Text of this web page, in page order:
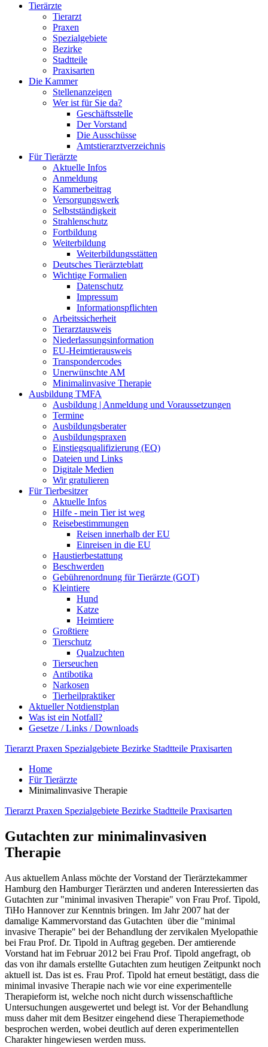
Tierärzte
Tierarzt
Praxen
Spezialgebiete
Bezirke
Stadtteile
Praxisarten
Die Kammer
Stellenanzeigen
Wer ist für Sie da?
Geschäftsstelle
Der Vorstand
Die Ausschüsse
Amtstierarztverzeichnis
Für Tierärzte
Aktuelle Infos
Anmeldung
Kammerbeitrag
Versorgungswerk
Selbstständigkeit
Strahlenschutz
Fortbildung
Weiterbildung
Weiterbildungsstätten
Deutsches Tierärzteblatt
Wichtige Formalien
Datenschutz
Impressum
Informationspflichten
Arbeitssicherheit
Tierarztausweis
Niederlassungsinformation
EU-Heimtierausweis
Transpondercodes
Unerwünschte AM
Minimalinvasive Therapie
Ausbildung TMFA
Ausbildung | Anmeldung und Voraussetzungen
Termine
Ausbildungsberater
Ausbildungspraxen
Einstiegsqualifizierung (EQ)
Dateien und Links
Digitale Medien
Wir gratulieren
Für Tierbesitzer
Aktuelle Infos
Hilfe - mein Tier ist weg
Reisebestimmungen
Reisen innerhalb der EU
Einreisen in die EU
Haustierbestattung
Beschwerden
Gebührenordnung für Tierärzte (GOT)
Kleintiere
Hund
Katze
Heimtiere
Großtiere
Tierschutz
Qualzuchten
Tierseuchen
Antibotika
Narkosen
Tierheilpraktiker
Aktueller Notdienstplan
Was ist ein Notfall?
Gesetze / Links / Downloads
Tierarzt Praxen Spezialgebiete Bezirke Stadtteile Praxisarten
Home
Für Tierärzte
Minimalinvasive Therapie
Tierarzt Praxen Spezialgebiete Bezirke Stadtteile Praxisarten
Gutachten zur minimalinvasiven
Therapie
Aus aktuellem Anlass möchte der Vorstand der Tierärztekammer
Hamburg den Hamburger Tierärzten und anderen Interessierten das
Gutachten zur "minimal invasiven Therapie" von Frau Prof. Tipold,
TiHo Hannover zur Kenntnis bringen. Im Jahr 2007 hat der
damalige Kammervorstand das Gutachten über die "minimal
invasive Therapie" bei der Behandlung der zervikalen Myelopathie
bei Frau Prof. Dr. Tipold in Auftrag gegeben. Der amtierende
Vorstand hat im Februar 2012 bei Frau Prof. Tipold angefragt, ob
das von ihr damals erstellte Gutachten zum heutigen Zeitpunkt noch
aktuell ist. Das ist es. Frau Prof. Tipold hat erneut bestätigt, dass die
minimal invasive Therapie nach wie vor eine experimentelle
Therapieform ist, welche noch nicht durch wissenschaftliche
Untersuchungen ausgewertet und belegt ist. Vor der Behandlung
muss daher mit dem Besitzer eingehend diese Therapiemethode
besprochen werden, wobei deutlich auf deren experimentellen
Charakter hingewiesen werden muss.